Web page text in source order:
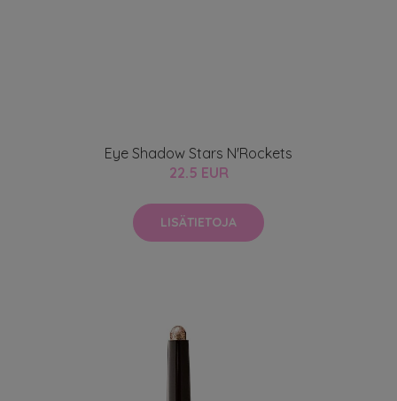
Eye Shadow Stars N'Rockets
22.5 EUR
LISÄTIETOJA